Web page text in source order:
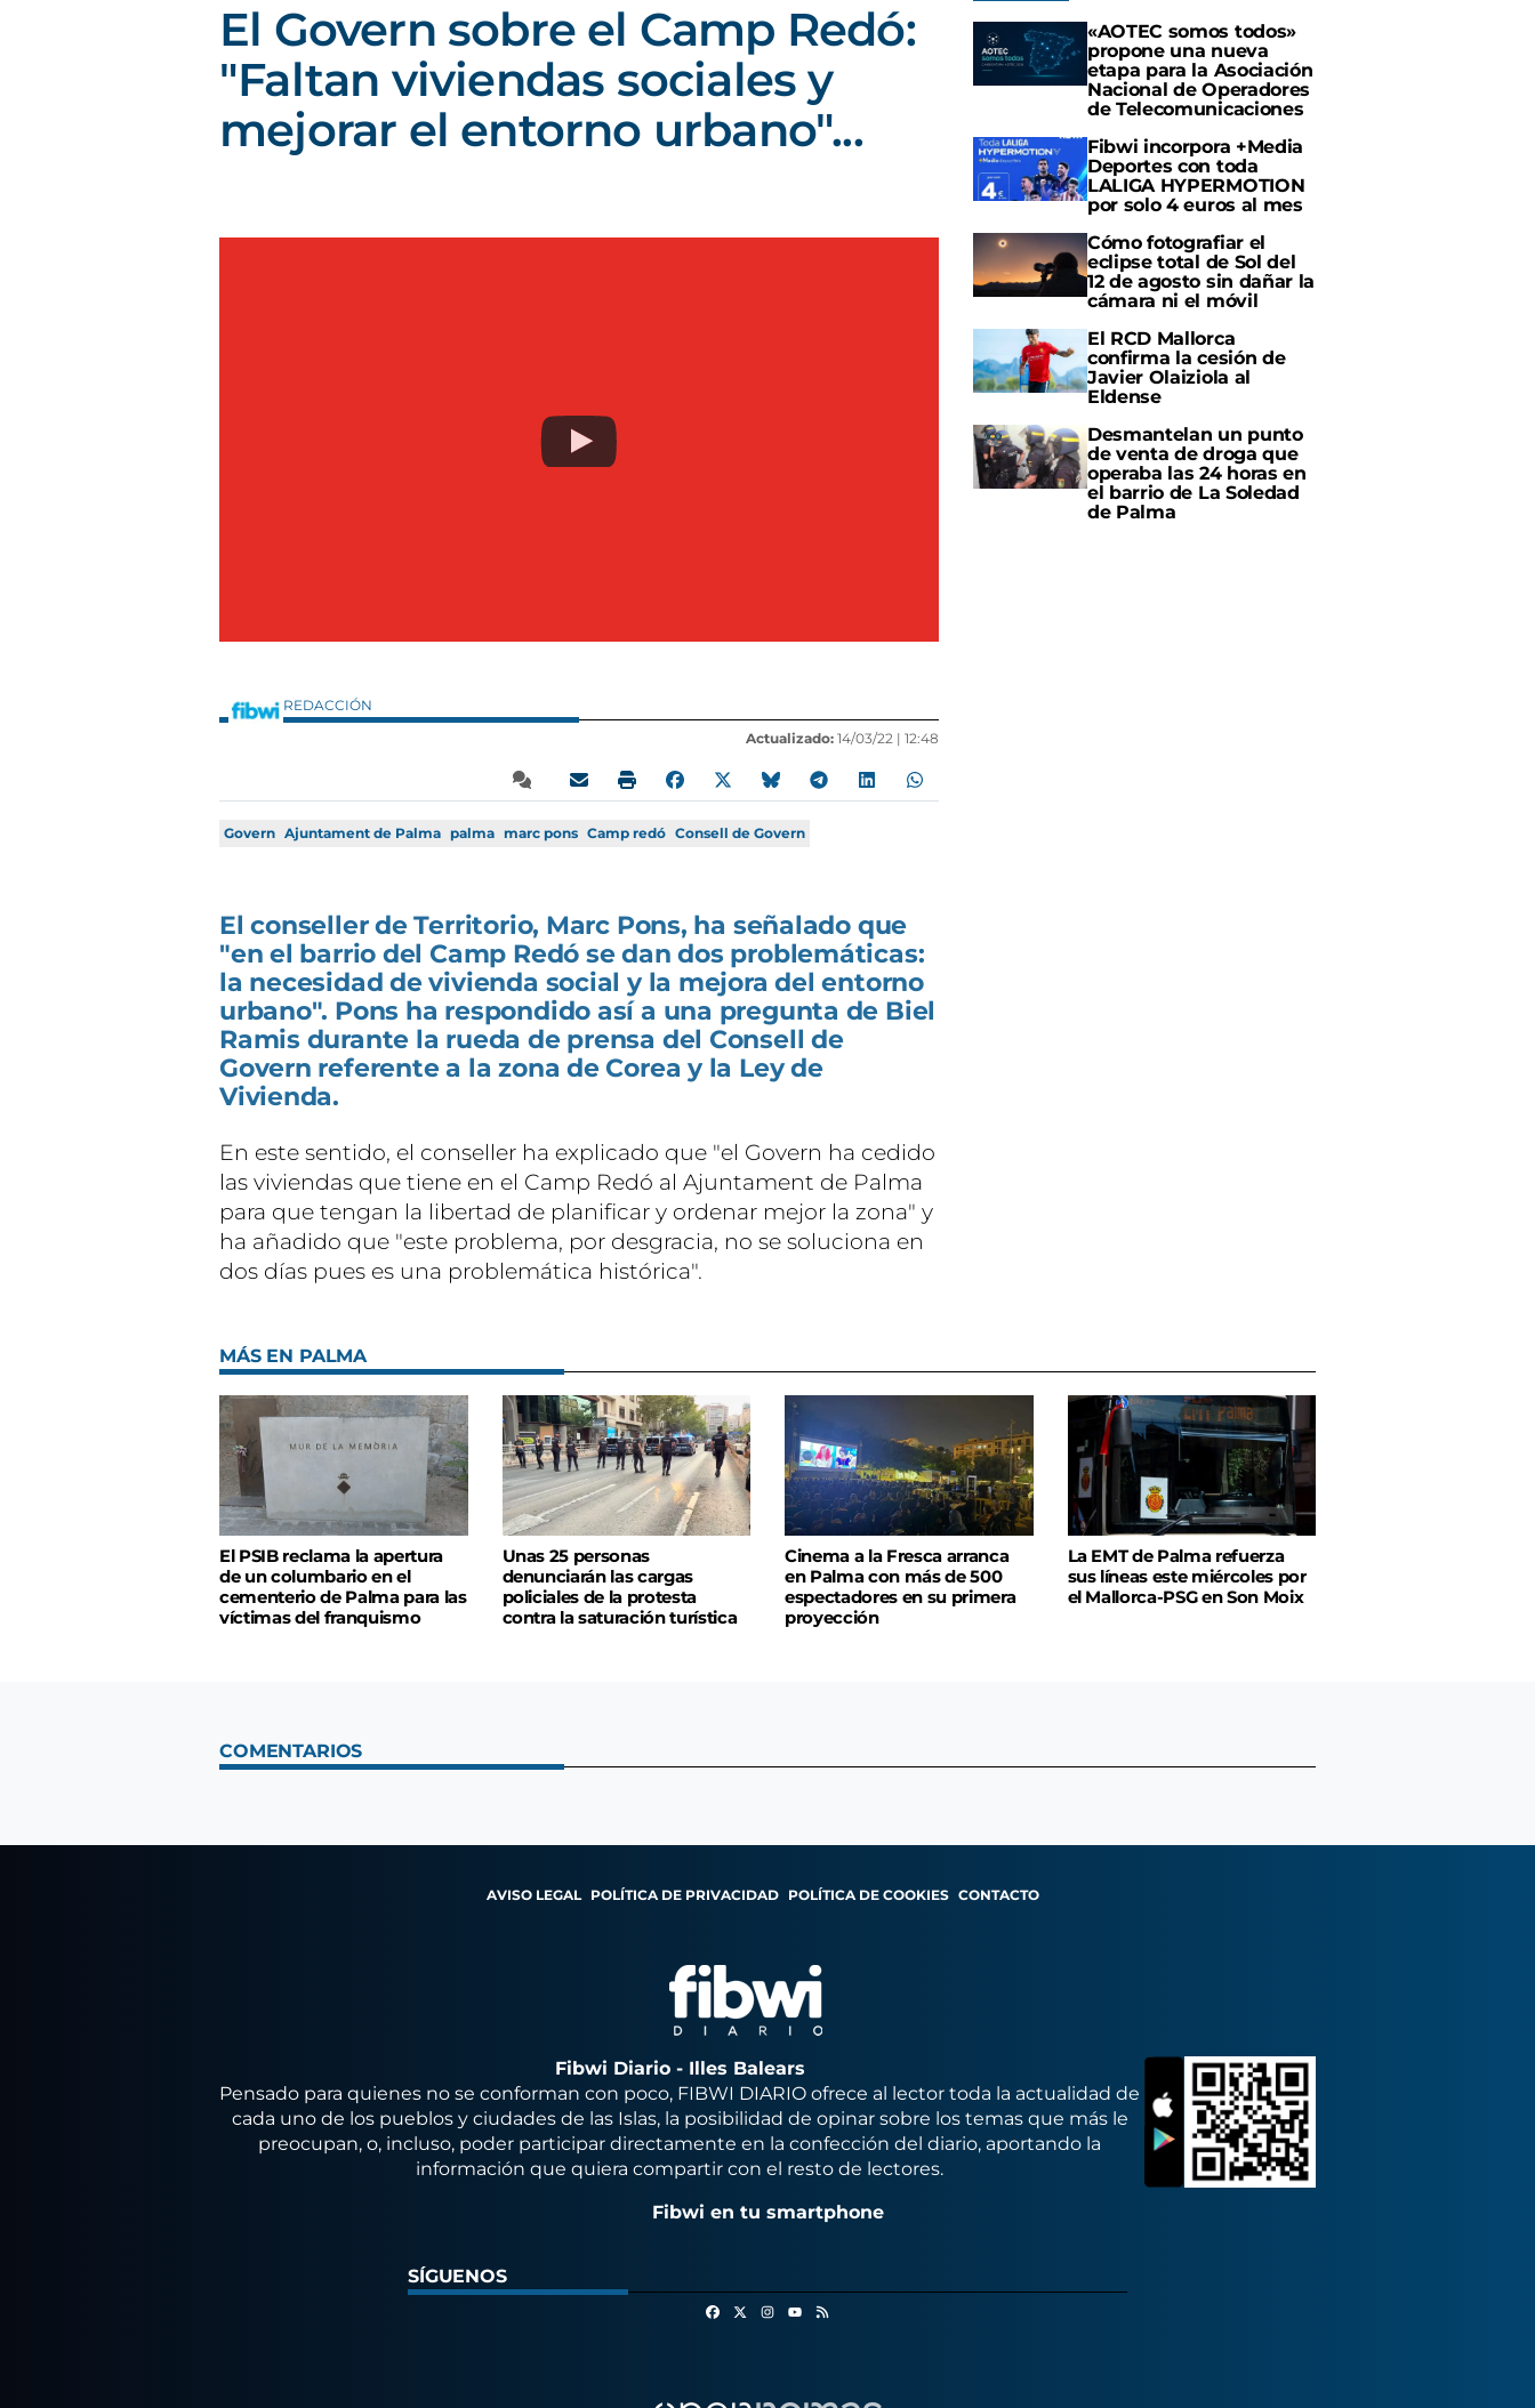
El Govern sobre el Camp Redó:
"Faltan viviendas sociales y
mejorar el entorno urbano"...
REDACCIÓN
Actualizado: 14/03/22 | 12:48
Govern Ajuntament de Palma palma marc pons Camp redó Consell de Govern
El conseller de Territorio, Marc Pons, ha señalado que
"en el barrio del Camp Redó se dan dos problemáticas:
la necesidad de vivienda social y la mejora del entorno
urbano". Pons ha respondido así a una pregunta de Biel
Ramis durante la rueda de prensa del Consell de
Govern referente a la zona de Corea y la Ley de
Vivienda.
En este sentido, el conseller ha explicado que "el Govern ha cedido
las viviendas que tiene en el Camp Redó al Ajuntament de Palma
para que tengan la libertad de planificar y ordenar mejor la zona" y
ha añadido que "este problema, por desgracia, no se soluciona en
dos días pues es una problemática histórica".
«AOTEC somos todos»
propone una nueva
etapa para la Asociación
Nacional de Operadores
de Telecomunicaciones
Fibwi incorpora +Media
Deportes con toda
LALIGA HYPERMOTION
por solo 4 euros al mes
Cómo fotografiar el
eclipse total de Sol del
12 de agosto sin dañar la
cámara ni el móvil
El RCD Mallorca
confirma la cesión de
Javier Olaiziola al
Eldense
Desmantelan un punto
de venta de droga que
operaba las 24 horas en
el barrio de La Soledad
de Palma
MÁS EN PALMA
El PSIB reclama la apertura
de un columbario en el
cementerio de Palma para las
víctimas del franquismo
Unas 25 personas
denunciarán las cargas
policiales de la protesta
contra la saturación turística
Cinema a la Fresca arranca
en Palma con más de 500
espectadores en su primera
proyección
La EMT de Palma refuerza
sus líneas este miércoles por
el Mallorca-PSG en Son Moix
COMENTARIOS
AVISO LEGAL POLÍTICA DE PRIVACIDAD POLÍTICA DE COOKIES CONTACTO
Fibwi Diario - Illes Balears
Pensado para quienes no se conforman con poco, FIBWI DIARIO ofrece al lector toda la actualidad de
cada uno de los pueblos y ciudades de las Islas, la posibilidad de opinar sobre los temas que más le
preocupan, o, incluso, poder participar directamente en la confección del diario, aportando la
información que quiera compartir con el resto de lectores.
Fibwi en tu smartphone
SÍGUENOS
FacebookInstagram